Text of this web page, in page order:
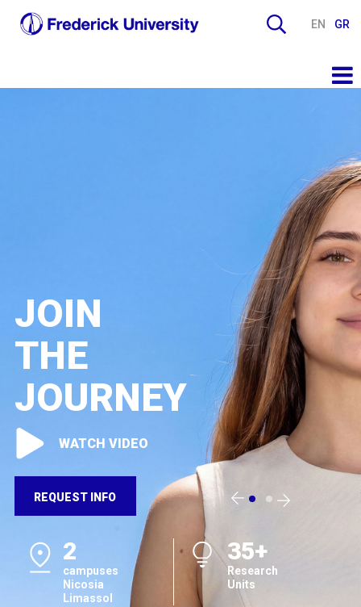
EN GR
JOIN
THE
JOURNEY
WATCH VIDEO
REQUEST INFO
2
campuses
Nicosia
Limassol
35+
Research
Units